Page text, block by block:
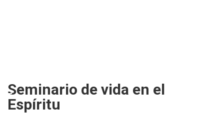
Seminario de vida en el
Espíritu